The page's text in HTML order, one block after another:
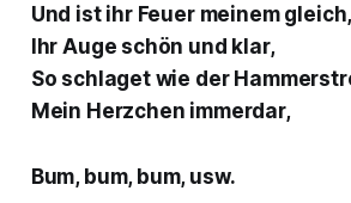
Und ist ihr Feuer meinem gleich,
Ihr Auge schön und klar,
So schlaget wie der
Mein Herzchen immerdar,
Bum, bum, bum, usw.